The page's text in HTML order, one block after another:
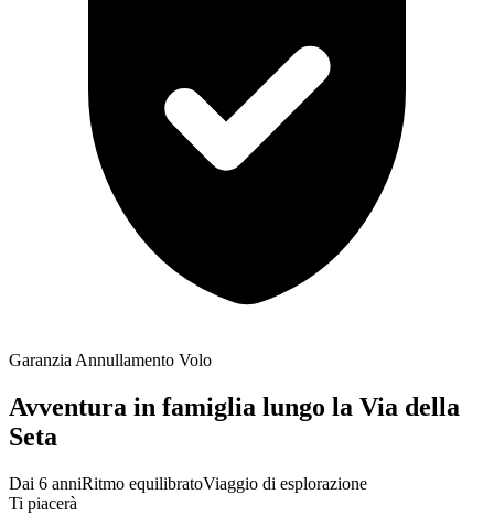
Garanzia Annullamento Volo
Avventura in famiglia lungo la Via della
Seta
Dai 6 anniRitmo equilibratoViaggio di esplorazione
Ti piacerà